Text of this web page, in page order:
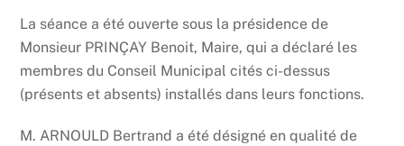
La séance a été ouverte sous la présidence de
Monsieur PRINÇAY Benoit, Maire, qui a déclaré les
membres du Conseil Municipal cités ci-dessus
(présents et absents) installés dans leurs fonctions.
M. ARNOULD Bertrand a été désigné en qualité de